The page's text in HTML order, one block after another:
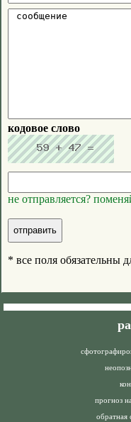
кодовое слово
не отправляется?
* все поля обязательны
прогноз
обратная